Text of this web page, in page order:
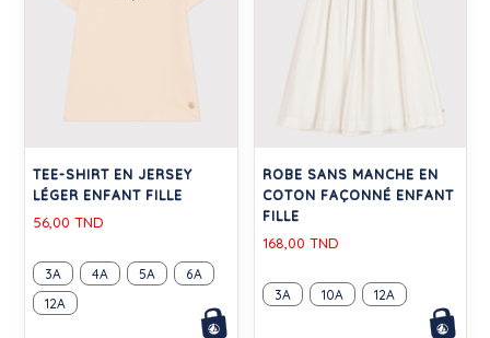
TEE-SHIRT EN JERSEY
LÉGER ENFANT FILLE
56,00 TND
3A 4A 5A
6A
12A
ROBE SANS MANCHE EN
COTON FAÇONNÉ ENFANT
FILLE
168,00 TND
3A 10A 12A